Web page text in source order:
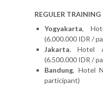
REGULER TRAINING
Yogyakarta,
(6.000.000 IDR /
Jakarta, Hotel
(6.500.000 IDR /
Bandung, Hotel
participant)